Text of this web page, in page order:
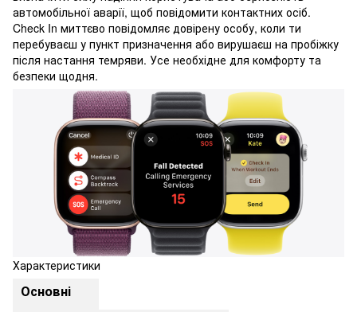
автомобільної аварії, щоб повідомити контактних осіб.
Check In миттєво повідомляє довірену особу, коли ти
перебуваєш у пункт призначення або вирушаєш на пробіжку
після настання темряви. Усе необхідне для комфорту та
безпеки щодня.
Характеристики
Основні